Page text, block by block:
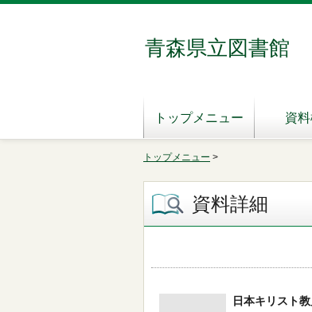
青森県立図書館
トップメニュー 資
トップメニュー >
資料詳細
日本キリスト